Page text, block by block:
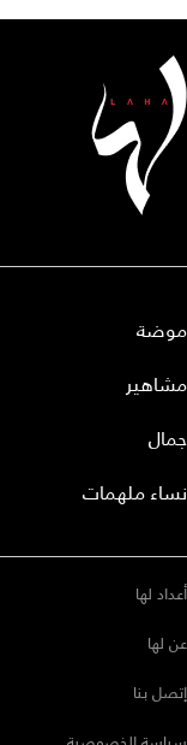
موضة
مشاهير
جمال
نساء ملهمات
أعداد لها
عن لها
إتصل بنا